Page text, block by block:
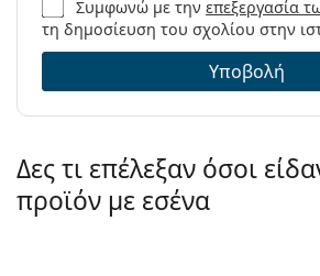
Συμφωνώ με τηνεπεξεργασία
τη δημοσίευση του σχολίου στην
Υποβολή
Δες τι επέλεξαν όσοι
προϊόν με εσένα